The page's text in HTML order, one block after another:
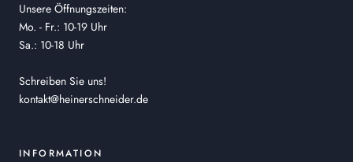
Unsere Öffnungszeiten:
Mo. - Fr.: 10-19 Uhr
Sa.: 10-18 Uhr
Schreiben Sie uns!
kontakt@heinerschneider.de
INFORMATION